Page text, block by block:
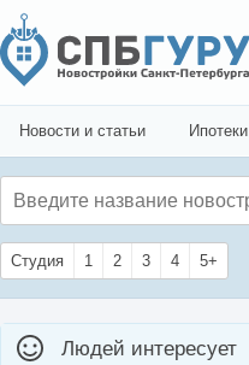
Новости и статьи
Студия 1 2 3 4 5+
Людей интересует